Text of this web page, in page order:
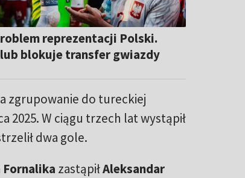
reprezentacji Polski.
blokuje transfer gwiazdy
zgrupowanie do tureckiej
2025. W ciągu trzech lat wystąpił
dwa gole.
Fornalika zastąpiłAleksandar